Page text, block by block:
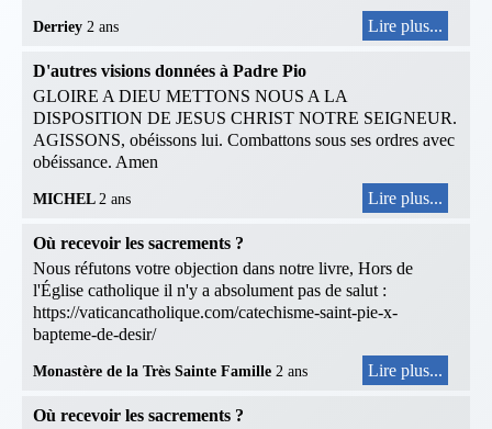
Derriey 2 ans Lire plus...
D'autres visions données à Padre Pio
GLOIRE A DIEU METTONS NOUS A LA
DISPOSITION DE JESUS CHRIST NOTRE SEIGNEUR.
AGISSONS, obéissons lui. Combattons sous ses ordres avec
obéissance. Amen
MICHEL 2 ans Lire plus...
Où recevoir les sacrements ?
Nous réfutons votre objection dans notre livre, Hors de
l'Église catholique il n'y a absolument pas de salut :
https://vaticancatholique.com/catechisme-saint-pie-x-
bapteme-de-desir/
Monastère de la Très Sainte Famille 2 ans Lire plus...
Où recevoir les sacrements ?